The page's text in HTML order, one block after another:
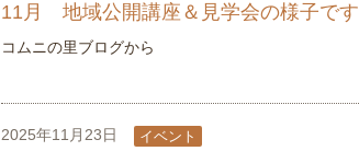
11月 地域公開講座＆見学会の様子です
コムニの里ブログから
2025年11月23日 イベント